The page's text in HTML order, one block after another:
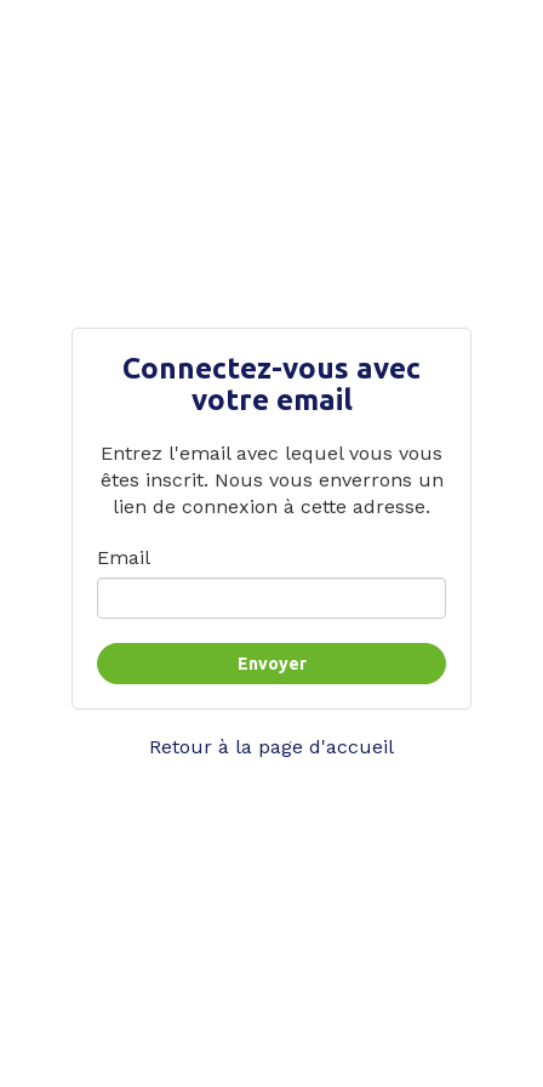
Connectez-vous avec
votre email
Entrez l'email avec lequel vous vous
êtes inscrit. Nous vous enverrons un
lien de connexion à cette adresse.
Email
Retour à la page d'accueil